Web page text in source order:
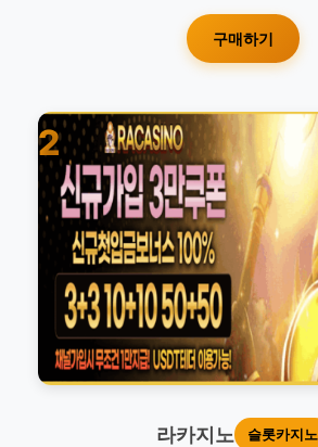
구매하기
2
라카지노 슬롯카지노